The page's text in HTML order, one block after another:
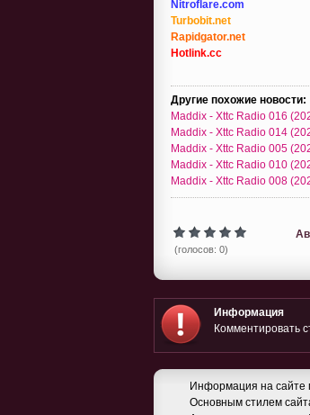
Nitroflare.com
Turbobit.net
Rapidgator.net
Hotlink.cc
Другие похожие новости:
Maddix - Xttc Radio 016
Maddix - Xttc Radio 014
Maddix - Xttc Radio 005
Maddix - Xttc Radio 010
Maddix - Xttc Radio 008
(голосов: 0)
Информация
Комментировать
Информация на сайте
Основным стилем